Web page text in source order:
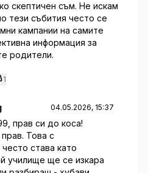
скептичен съм. Не искам
тези събития често се
кампании на самите
информация за
родители.
1
04.05.2026, 15:37
прав си до косa!
Това с
става като
училище ще се изкара